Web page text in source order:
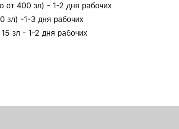
400 зл) - 1-2 дня рабочих
зл) -1-3 дня рабочих
зл - 1-2 дня рабочих